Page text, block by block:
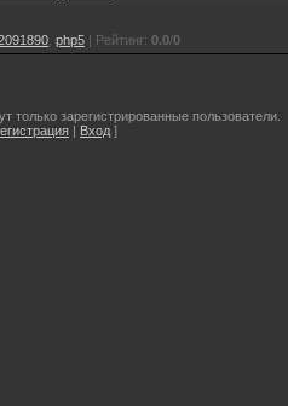
php5 | Рейтинг: 0.0/0
только зарегистрированные пользователи.
| Вход ]